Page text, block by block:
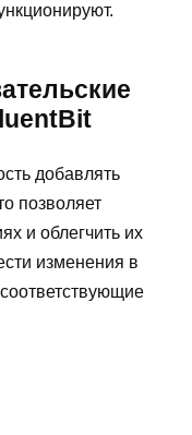
добавлять
позволяет
и облегчить их
изменения в